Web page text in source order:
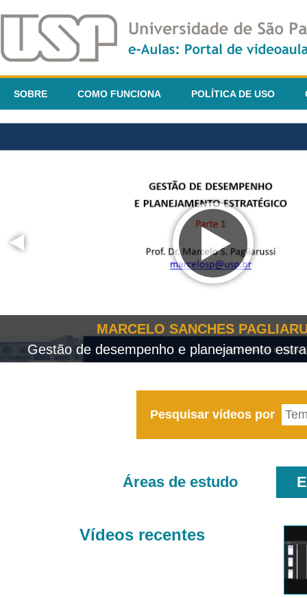
SOBRE COMO FUNCIONA POLÍTICA DE USO
MARCELO SANCHES
Gestão de desempenho e planejamento
Pesquisar vídeos por
Áreas de estudo
Vídeos recentes